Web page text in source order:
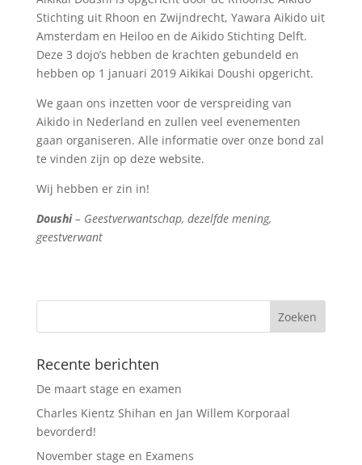
Stichting uit Rhoon en Zwijndrecht, Yawara Aikido uit
Amsterdam en Heiloo en de Aikido Stichting Delft.
Deze 3 dojo’s hebben de krachten gebundeld en
hebben op 1 januari 2019 Aikikai Doushi opgericht.
We gaan ons inzetten voor de verspreiding van
Aikido in Nederland en zullen veel evenementen
gaan organiseren. Alle informatie over onze bond zal
te vinden zijn op deze website.
Wij hebben er zin in!
Doushi– Geestverwantschap, dezelfde mening,
geestverwant
Recente berichten
De maart stage en examen
Charles Kientz Shihan en Jan Willem Korporaal
bevorderd!
November stage en Examens